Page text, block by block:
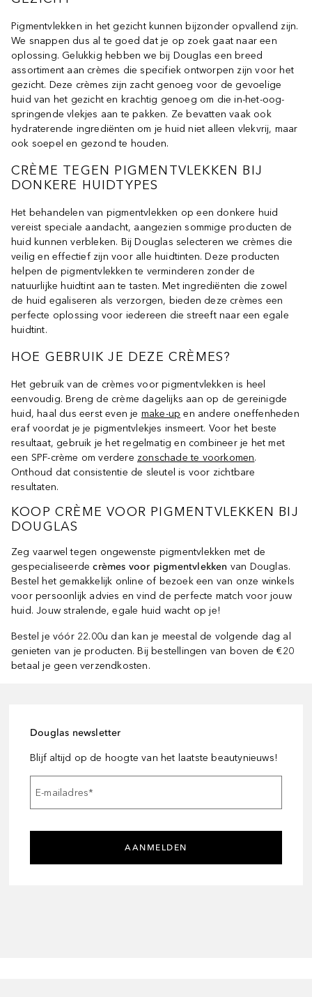
Pigmentvlekken in het gezicht kunnen bijzonder opvallend zijn.
We snappen dus al te goed dat je op zoek gaat naar een
oplossing. Gelukkig hebben we bij Douglas een breed
assortiment aan crèmes die specifiek ontworpen zijn voor het
gezicht. Deze crèmes zijn zacht genoeg voor de gevoelige
huid van het gezicht en krachtig genoeg om die in-het-oog-
springende vlekjes aan te pakken. Ze bevatten vaak ook
hydraterende ingrediënten om je huid niet alleen vlekvrij, maar
ook soepel en gezond te houden.
CRÈME TEGEN PIGMENTVLEKKEN BIJ
DONKERE HUIDTYPES
Het behandelen van pigmentvlekken op een donkere huid
vereist speciale aandacht, aangezien sommige producten de
huid kunnen verbleken. Bij Douglas selecteren we crèmes die
veilig en effectief zijn voor alle huidtinten. Deze producten
helpen de pigmentvlekken te verminderen zonder de
natuurlijke huidtint aan te tasten. Met ingrediënten die zowel
de huid egaliseren als verzorgen, bieden deze crèmes een
perfecte oplossing voor iedereen die streeft naar een egale
huidtint.
HOE GEBRUIK JE DEZE CRÈMES?
Het gebruik van de crèmes voor pigmentvlekken is heel
eenvoudig. Breng de crème dagelijks aan op de gereinigde
huid, haal dus eerst even je make-up en andere oneffenheden
eraf voordat je je pigmentvlekjes insmeert. Voor het beste
resultaat, gebruik je het regelmatig en combineer je het met
een SPF-crème om verdere zonschade te voorkomen.
Onthoud dat consistentie de sleutel is voor zichtbare
resultaten.
KOOP CRÈME VOOR PIGMENTVLEKKEN BIJ
DOUGLAS
Zeg vaarwel tegen ongewenste pigmentvlekken met de
gespecialiseerdecrèmes voor pigmentvlekken van Douglas.
Bestel het gemakkelijk online of bezoek een van onze winkels
voor persoonlijk advies en vind de perfecte match voor jouw
huid. Jouw stralende, egale huid wacht op je!
Bestel je vóór 22.00u dan kan je meestal de volgende dag al
genieten van je producten. Bij bestellingen van boven de €20
betaal je geen verzendkosten.
Douglas newsletter
Blijf altijd op de hoogte van het laatste beautynieuws!
E-mailadres*
AANMELDEN